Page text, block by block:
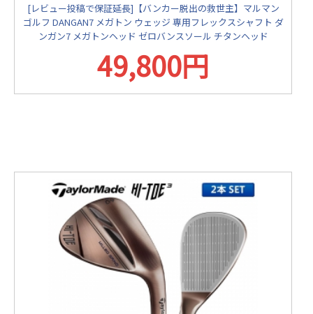
[レビュー投稿で保証延長]【バンカー脱出の救世主】マルマン
ゴルフ DANGAN7 メガトン ウェッジ 専用フレックスシャフト ダ
ンガン7 メガトンヘッド ゼロバンスソール チタンヘッド
49,800円